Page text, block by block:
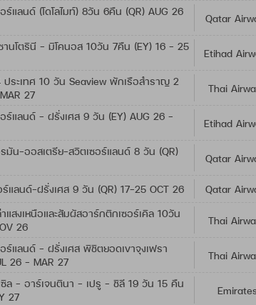
แลนด์ (โดโลไมท์) 8วัน 6คืน (QR) AUG 26
Qatar
นโตรินี - มิโคนอส 10วัน 7คืน (EY) 16 - 25
Etihad
ประเทศ 10 วัน Seaview พักเรือสำราญ 2
27
Thai
ร์แลนด์ - ฝรั่งเศส 9 วัน (EY) AUG 26 -
Etihad
มัน-ออสเตรีย-สวิตเซอร์แลนด์ 8 วัน (QR)
Qatar
แลนด์-ฝรั่งเศส 9 วัน (QR) 17-25 OCT 26 Qatar
แสงเหนือและสัมผัสอาร์กติกเซอร์เคิล 10วัน
26
Thai
ร์แลนด์ - ฝรั่งเศส พิชิตยอดเขาจุงเฟรา
26 - MAR 27
Thai
ซิล - อาร์เจนตินา - เปรู - ชิลี 19 วัน 15 คืน
27